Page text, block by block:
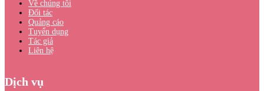
Về chúng tôi
Đối tác
Quảng cáo
Tuyển dụng
Tác giả
Liên hệ
Dịch vụ